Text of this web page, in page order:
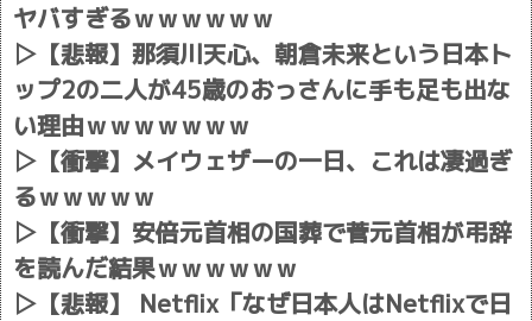
ヤバすぎるｗｗｗｗｗｗ
▷ 【悲報】那須川天心、朝倉未来という日本ト
ップ2の二人が45歳のおっさんに手も足も出な
い理由ｗｗｗｗｗｗｗ
▷ 【衝撃】メイウェザーの一日、これは凄過ぎ
るｗｗｗｗｗ
▷ 【衝撃】安倍元首相の国葬で菅元首相が弔辞
を読んだ結果ｗｗｗｗｗｗ
▷ 【悲報】 Netflix「なぜ日本人はNetflixで日